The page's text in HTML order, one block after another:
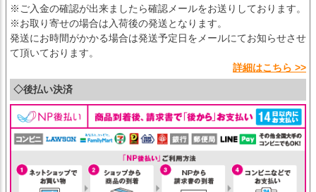
※ご入金の確認が出来ましたら確認メールをお送りしております。
※お取り寄せの場合は入荷後の発送となります。
発送にお時間がかかる場合は発送予定日をメールにてお知らせさせ
て頂いております。
詳細はこちら >>
◇後払い決済